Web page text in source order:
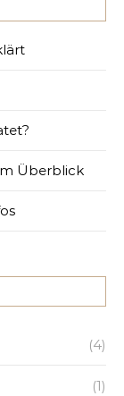
Überblick
(4)
(1)